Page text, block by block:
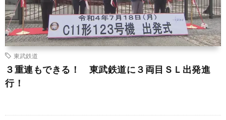
東武鉄道
３重連もできる！ 東武鉄道に３両目ＳＬ出発進
行！